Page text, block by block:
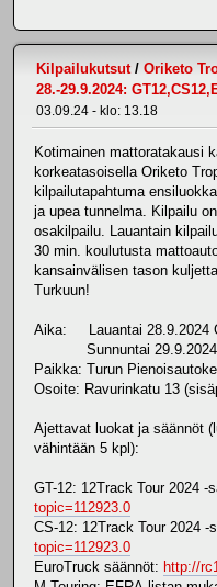
Kilpailukutsut/ Oriketo
28.-29.9.2024:
03.09.24 - klo: 13.18
Kotimainen mattoratakausi
korkeatasoisella Oriketo
kilpailutapahtuma
ja upea tunnelma. Kilpailu
osakilpailu. Lauantain
30 min. koulutusta
kansainvälisen tason
Turkuun!
Aika: Lauantai 28.9.2024
Sunnuntai 29.9.2024
Paikka: Turun
Osoite: Ravurinkatu 13
Ajettavat luokat ja säännöt
vähintään 5 kpl):
GT-12: 12Track Tour 2024 -
topic=112923.0
CS-12: 12Track Tour 2024 -
topic=112923.0
EuroTruck säännöt: http://